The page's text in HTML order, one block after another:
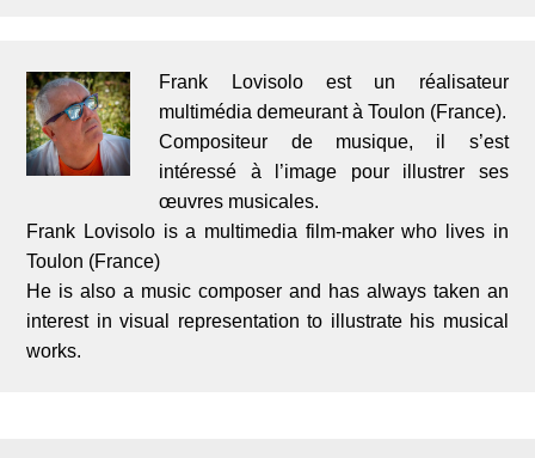
Frank Lovisolo est un réalisateur
multimédia demeurant à Toulon (France).
Compositeur de musique, il s’est
intéressé à l’image pour illustrer ses
œuvres musicales.
Frank Lovisolo is a multimedia film-maker who lives in
Toulon (France)
He is also a music composer and has always taken an
interest in visual representation to illustrate his musical
works.